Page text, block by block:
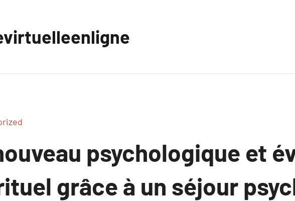
psychologique et
grâce à un séjour